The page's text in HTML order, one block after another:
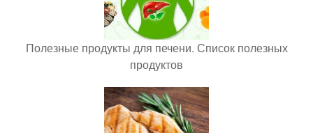
Полезные продукты для печени. Список полезных
продуктов